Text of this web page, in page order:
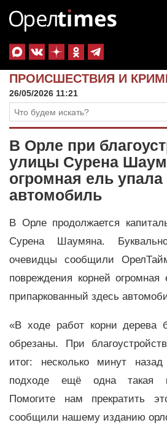
ПРОИСШЕСТВИЯ И
26/05/2026 11:21
В Орле при
улицы Сурена
огромная ель упала
автомобиль
В Орле продолжается
Сурена Шаумяна.
очевидцы сообщили
повреждения корней
припаркованный здесь
«В ходе работ корни дерева
обрезаны. При
итог: несколько минут
подходе ещё одна такая
Помогите нам прекратить
сообщили нашему изданию